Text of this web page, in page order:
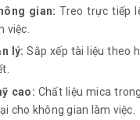
gian: Treo trực tiếp
việc.
lý: Sắp xếp tài liệu theo
cao: Chất liệu mica
cho không gian làm việc.